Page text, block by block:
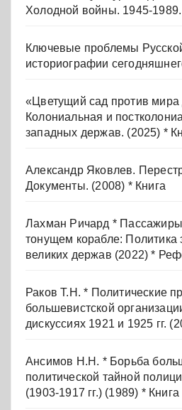
Холодной войны. 1945-1989.
Ключевые проблемы
историографии
«Цветущий сад против мира
Колониальная и
западных держав. (2025) *
Александр Яковлев.
Документы. (2008) * Книга
Лахман Ричард * Пассажиры
тонущем корабле: Политика
великих держав (2022) *
Раков Т.Н. * Политические
большевистской
дискуссиях 1921 и 1925 гг.
Ансимов Н.Н. * Борьба
политической тайной
(1903-1917 гг.) (1989) * Книга